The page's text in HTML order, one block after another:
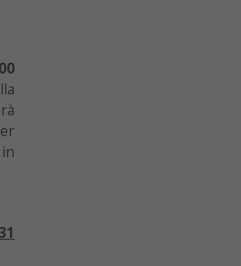
31